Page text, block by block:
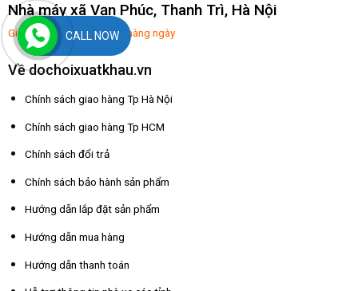
Nhà máy xã Vạn Phúc, Thanh Trì, Hà Nội
Giờ mở hàng: 8:00-17:30 hàng ngày
Về dochoixuatkhau.vn
Chính sách giao hàng Tp Hà Nội
Chính sách giao hàng Tp HCM
Chính sách đổi trả
Chính sách bảo hành sản phẩm
Hướng dẫn lắp đặt sản phẩm
Hướng dẫn mua hàng
Hướng dẫn thanh toán
CALL NOW